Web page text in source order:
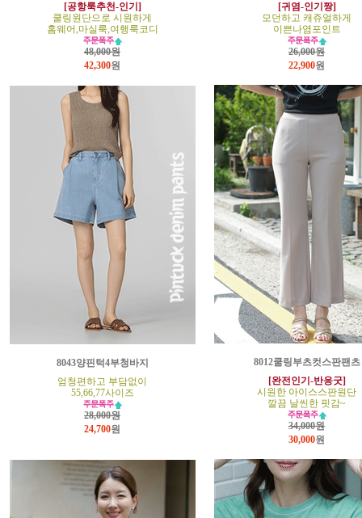
[공항룩추천-인기]
쿨링원단으로 시원하게
홈웨어,마실룩,여행룩코디
48,000원
42,300원
[귀염-인기짱]
모던하고 캐쥬얼하게
이쁜나염포인트
26,000원
22,900원
8043양핀턱4부청바지
엄청편하고 부담없이
55,66,77사이즈
28,000원
24,700원
8012쿨링부츠컷스판팬츠
[완전인기-반응굿]
시원한 아이스스판원단
깔끔 날씬한 핏감~
34,000원
30,000원